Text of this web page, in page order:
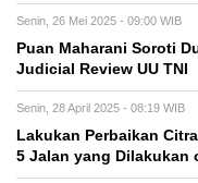
Senin, 26 Mei 2025 - 09:00 WIB
Puan Maharani Soroti
Judicial Review UU TNI
Senin, 28 April 2025 - 08:19 WIB
Lakukan Perbaikan
5 Jalan yang Dilakukan